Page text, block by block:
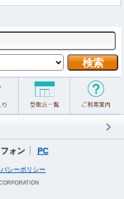
ォン PC
シーポリシー